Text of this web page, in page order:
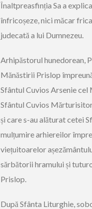
Înaltpreasfinția Sa a
înfricoșeze, nici măcar
judecată a lui Dumnezeu.
Arhipăstorul hunedorean,
Mănăstirii Prislop
Sfântul Cuvios Arsenie cel
Sfântul Cuvios
și care s-au alăturat cetei
mulțumire arhiereilor
viețuitoarelor
sărbătorii hramului și
Prislop.
După Sfânta Liturghie,